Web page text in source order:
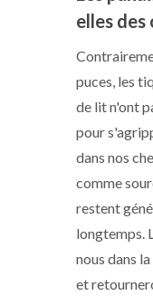
elles des
puces, les
de lit n'ont
pour
dans nos
comme
restent
longtemps.
nous dans
et